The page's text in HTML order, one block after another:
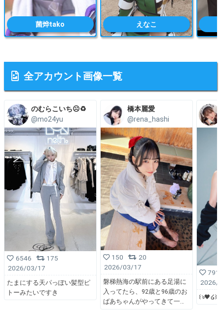
菌烨tako えなこ
全アカウント画像一覧
のむらこいち☹️♻️
@mo24yu
6546
175
2026/03/17
たまにする天パっぽい髪型ピ
トーみたいですき
橋本麗愛
@rena_hashi
150
20
2026/03/17
磐梯熱海の駅前にある足湯に
入ってたら、92歳と96歳のお
ばあちゃんがやってきて一
791
2026/
꒰ঌ🖤໒꒱